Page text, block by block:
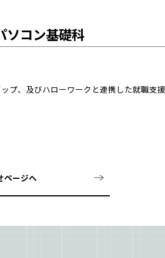
コン基礎科
プ、及びハローワークと連携した就職支
ページへ